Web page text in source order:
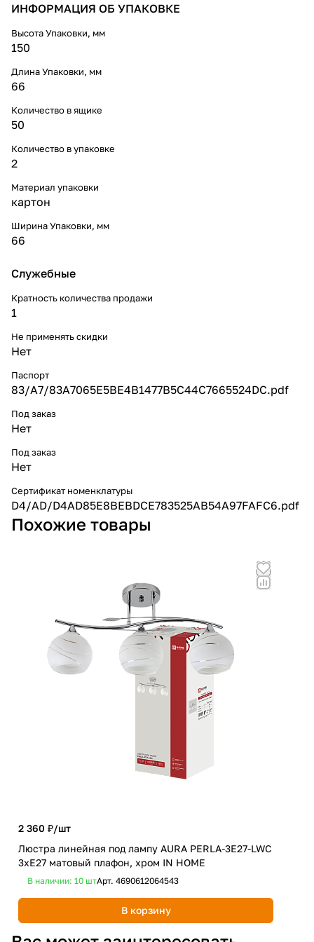
ИНФОРМАЦИЯ ОБ УПАКОВКЕ
Высота Упаковки, мм
150
Длина Упаковки, мм
66
Количество в ящике
50
Количество в упаковке
2
Материал упаковки
картон
Ширина Упаковки, мм
66
Служебные
Кратность количества продажи
1
Не применять скидки
Нет
Паспорт
83/A7/83A7065E5BE4B1477B5C44C7665524DC.pdf
Под заказ
Нет
Под заказ
Нет
Сертификат номенклатуры
D4/AD/D4AD85E8BEBDCE783525AB54A97FAFC6.pdf
Похожие товары
2 360 ₽/шт
Люстра линейная под лампу AURA PERLA-3E27-LWC
3хЕ27 матовый плафон, хром IN HOME
В наличии: 10 штАрт. 4690612064543
В корзину